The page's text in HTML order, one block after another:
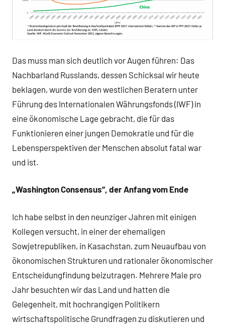
Das muss man sich deutlich vor Augen führen: Das
Nachbarland Russlands, dessen Schicksal wir heute
beklagen, wurde von den westlichen Beratern unter
Führung des Internationalen Währungsfonds (IWF) in
eine ökonomische Lage gebracht, die für das
Funktionieren einer jungen Demokratie und für die
Lebensperspektiven der Menschen absolut fatal war
und ist.
„Washington Consensus“, der Anfang vom Ende
Ich habe selbst in den neunziger Jahren mit einigen
Kollegen versucht, in einer der ehemaligen
Sowjetrepubliken, in Kasachstan, zum Neuaufbau von
ökonomischen Strukturen und rationaler ökonomischer
Entscheidungfindung beizutragen. Mehrere Male pro
Jahr besuchten wir das Land und hatten die
Gelegenheit, mit hochrangigen Politikern
wirtschaftspolitische Grundfragen zu diskutieren und